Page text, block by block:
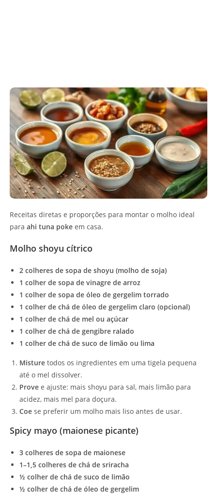
Receitas diretas e proporções para montar o molho ideal
para ahi tuna poke em casa.
Molho shoyu cítrico
2 colheres de sopa de shoyu (molho de soja)
1 colher de sopa de vinagre de arroz
1 colher de sopa de óleo de gergelim torrado
1 colher de chá de óleo de gergelim claro (opcional)
1 colher de chá de mel ou açúcar
1 colher de chá de gengibre ralado
1 colher de chá de suco de limão ou lima
Misture todos os ingredientes em uma tigela pequena
até o mel dissolver.
Prove e ajuste: mais shoyu para sal, mais limão para
acidez, mais mel para doçura.
Coe se preferir um molho mais liso antes de usar.
Spicy mayo (maionese picante)
3 colheres de sopa de maionese
1–1,5 colheres de chá de sriracha
½ colher de chá de suco de limão
½ colher de chá de óleo de gergelim